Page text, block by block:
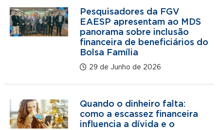
Pesquisadores da FGV
EAESP apresentam ao MDS
panorama sobre inclusão
financeira de beneficiários do
Bolsa Família
29 de Junho de 2026
Quando o dinheiro falta:
como a escassez financeira
influencia a dívida e o